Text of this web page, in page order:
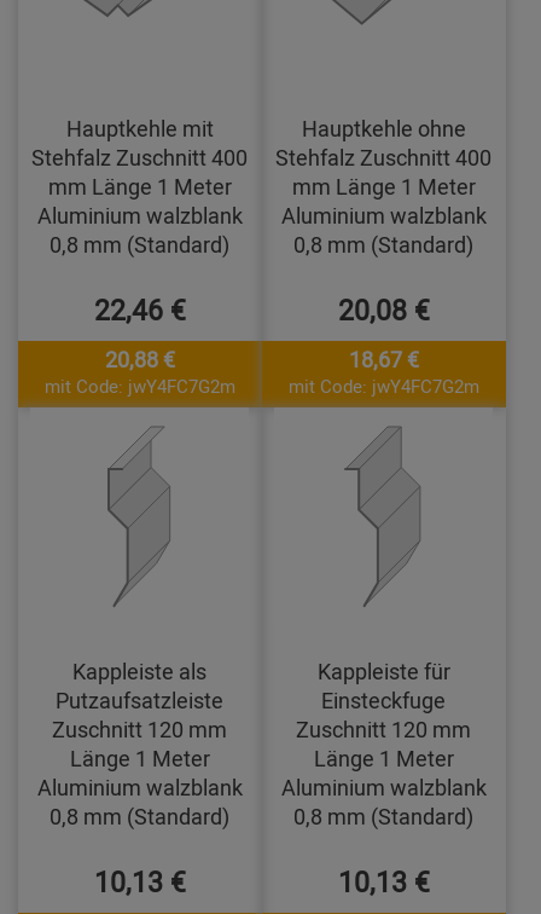
Hauptkehle mit
Stehfalz Zuschnitt 400
mm Länge 1 Meter
Aluminium walzblank
0,8 mm (Standard)
22,46 €
20,88 €
mit Code: jwY4FC7G2m
Hauptkehle ohne
Stehfalz Zuschnitt 400
mm Länge 1 Meter
Aluminium walzblank
0,8 mm (Standard)
20,08 €
18,67 €
mit Code: jwY4FC7G2m
Kappleiste als
Putzaufsatzleiste
Zuschnitt 120 mm
Länge 1 Meter
Aluminium walzblank
0,8 mm (Standard)
10,13 €
Kappleiste für
Einsteckfuge
Zuschnitt 120 mm
Länge 1 Meter
Aluminium walzblank
0,8 mm (Standard)
10,13 €